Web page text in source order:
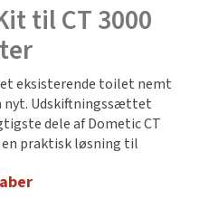
til CT 3000
eksisterende toilet nemt
nyt. Udskiftningssættet
dele af Dometic CT
en praktisk løsning til